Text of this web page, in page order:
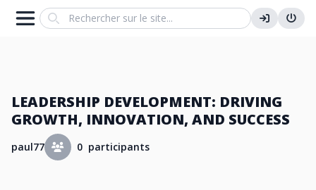
Search
LEADERSHIP DEVELOPMENT: DRIVING
GROWTH, INNOVATION, AND SUCCESS
paul77 0 participants